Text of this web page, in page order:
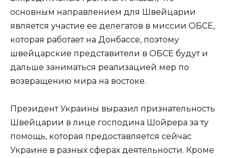
основным направлением для Швейцарии
является участие ее делегатов в миссии ОБСЕ,
которая работает на Донбассе, поэтому
швейцарские представители в ОБСЕ будут и
дальше заниматься реализацией мер по
возвращению мира на востоке.
Президент Украины выразил признательность
Швейцарии в лице господина Шойрера за ту
помощь, которая предоставляется сейчас
Украине в разных сферах деятельности. Кроме